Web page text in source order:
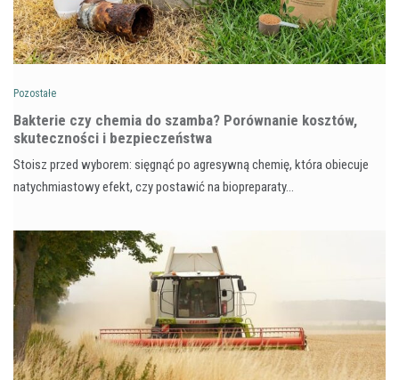
Pozostałe
Bakterie czy chemia do szamba? Porównanie kosztów,
skuteczności i bezpieczeństwa
Stoisz przed wyborem: sięgnąć po agresywną chemię, która obiecuje
natychmiastowy efekt, czy postawić na biopreparaty…